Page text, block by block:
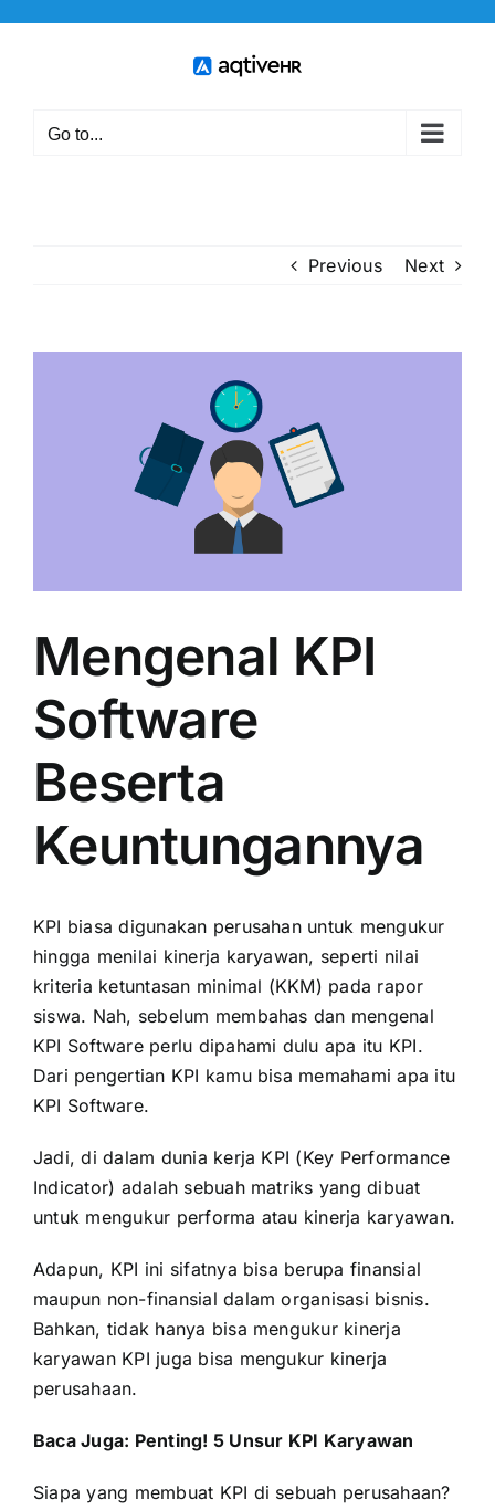
Go to...
Previous Next
Mengenal KPI
Software
Beserta
Keuntungannya
KPI biasa digunakan perusahan untuk mengukur
hingga menilai kinerja karyawan, seperti nilai
kriteria ketuntasan minimal (KKM) pada rapor
siswa. Nah, sebelum membahas dan mengenal
KPI Software perlu dipahami dulu apa itu KPI.
Dari pengertian KPI kamu bisa memahami apa itu
KPI Software.
Jadi, di dalam dunia kerja KPI (Key Performance
Indicator) adalah sebuah matriks yang dibuat
untuk mengukur performa atau kinerja karyawan.
Adapun, KPI ini sifatnya bisa berupa finansial
maupun non-finansial dalam organisasi bisnis.
Bahkan, tidak hanya bisa mengukur kinerja
karyawan KPI juga bisa mengukur kinerja
perusahaan.
Baca Juga: Penting! 5 Unsur KPI Karyawan
Siapa yang membuat KPI di sebuah perusahaan?